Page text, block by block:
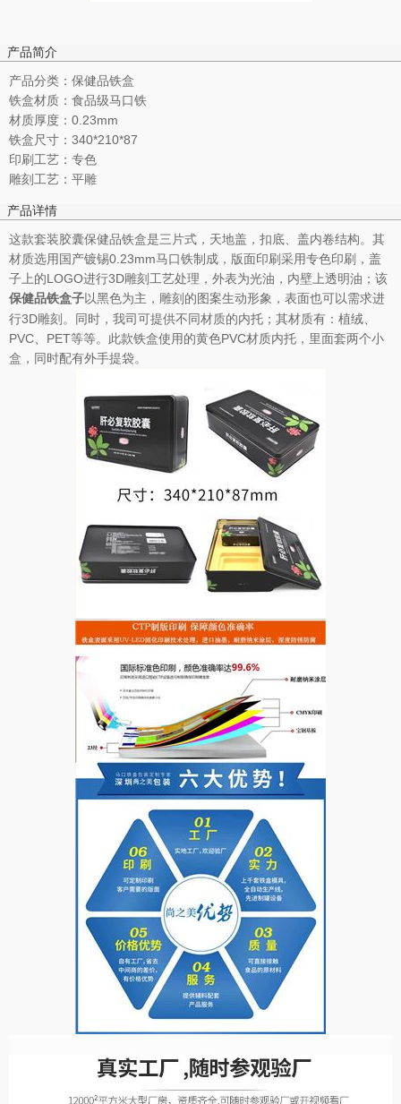
产品简介
产品分类：保健品铁盒
铁盒材质：食品级马口铁
材质厚度：0.23mm
铁盒尺寸：340*210*87
印刷工艺：专色
雕刻工艺：平雕
产品详情
这款套装胶囊保健品铁盒是三片式，天地盖，扣底、盖内卷结构。其
材质选用国产镀锡0.23mm马口铁制成，版面印刷采用专色印刷，盖
子上的LOGO进行3D雕刻工艺处理，外表为光油，内壁上透明油；该
保健品铁盒子以黑色为主，雕刻的图案生动形象，表面也可以需求进
行3D雕刻。同时，我司可提供不同材质的内托；其材质有：植绒、
PVC、PET等等。此款铁盒使用的黄色PVC材质内托，里面套两个小
盒，同时配有外手提袋。